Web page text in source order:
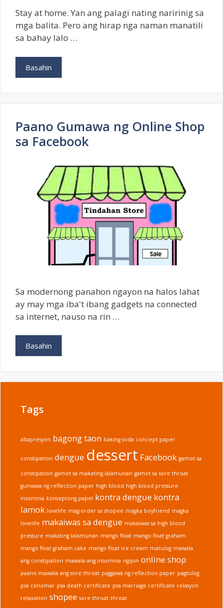
Stay at home. Yan ang palagi nating naririnig sa
mga balita. Pero ang hirap nga naman manatili
sa bahay lalo …
Basahin
Maging
Panahon
ng
Krisis
Paano Gumawa ng Online Shop
sa Facebook
Sa modernong panahon ngayon na halos lahat
ay may mga iba't ibang gadgets na connected
sa internet, nauso na rin …
Basahin
Gumawa
Tags
altapresyon bagong taon baking soda concept paper
constipation dengue dessert Facebook gamot sa
constipation gamot sa makating lalamunan gamot sa sore throat
gumawa ng reflection paper high blood high blood pressure
insomnia konseptong papel kontra dengue kontra
lamok lovelife mag-order sa shopee magka boyfriend magka
lovelife makaiwas sa dengue makaiwas sa high blood
pressure makating lalamunan mango float mango float graham
mango float graham cake mango float ice cream matulog mawala
ang constipation mawala ang insomnia ngipin online shop
paano mawala ang sore throat paggawa ng reflection paper pagtulog
psa cenomar psa death certificate psa marriage certificate relasyon
relaxation shopee sore throat throat